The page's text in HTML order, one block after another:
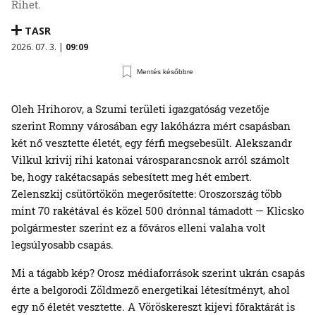
Rihet.
TASR
2026. 07. 3. | 09:09
Mentés későbbre
Oleh Hrihorov, a Szumi területi igazgatóság vezetője
szerint Romny városában egy lakóházra mért csapásban
két nő vesztette életét, egy férfi megsebesült. Alekszandr
Vilkul krivij rihi katonai városparancsnok arról számolt
be, hogy rakétacsapás sebesített meg hét embert.
Zelenszkij csütörtökön megerősítette: Oroszország több
mint 70 rakétával és közel 500 drónnal támadott — Klicsko
polgármester szerint ez a főváros elleni valaha volt
legsúlyosabb csapás.
Mi a tágabb kép? Orosz médiaforrások szerint ukrán csapás
érte a belgorodi Zöldmező energetikai létesítményt, ahol
egy nő életét vesztette. A Vöröskereszt kijevi főraktárát is